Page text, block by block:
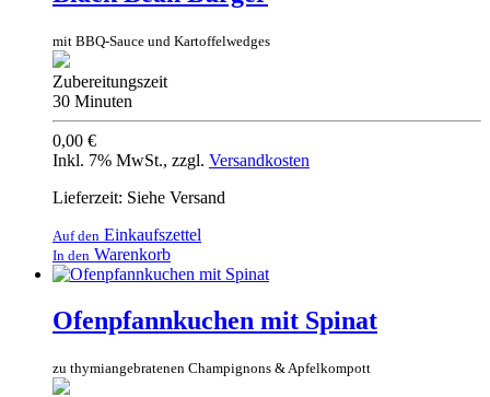
mit BBQ-Sauce und Kartoffelwedges
Zubereitungszeit
30 Minuten
0,00 €
Inkl. 7% MwSt., zzgl. Versandkosten
Lieferzeit: Siehe Versand
Auf den Einkaufszettel
In den Warenkorb
Ofenpfannkuchen mit Spinat
zu thymiangebratenen Champignons & Apfelkompott